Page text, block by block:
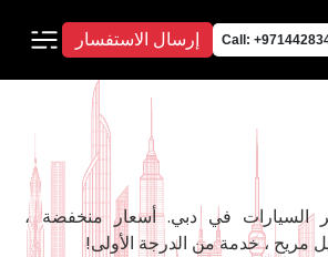
Call: إرسال الاستفسار
السيارات في دبي. أسعار منخفضة ،
مريح ، خدمة من الدرجة الأولى!